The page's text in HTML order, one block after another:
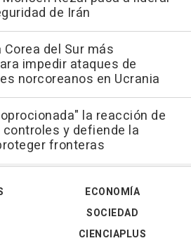
de Irán
del Sur más
impedir ataques de
norcoreanos en Ucrania
la reacción de
y defiende la
fronteras
ECONOMÍA
SOCIEDAD
CIENCIAPLUS